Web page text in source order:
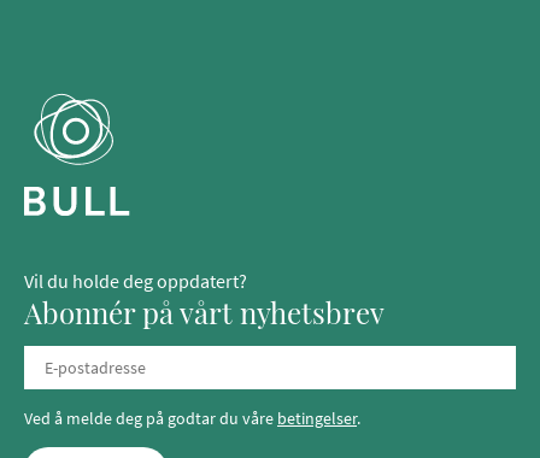
Vil du holde deg oppdatert?
Abonnér på vårt nyhetsbrev
Ved å melde deg på godtar du våre betingelser.